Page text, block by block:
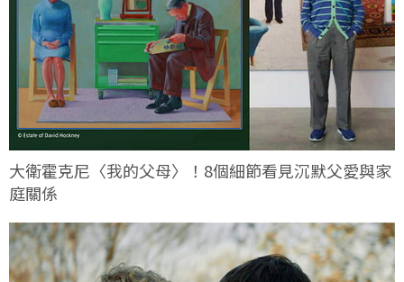
大衛霍克尼〈我的父母〉！8個細節看見沉默父愛與家
庭關係